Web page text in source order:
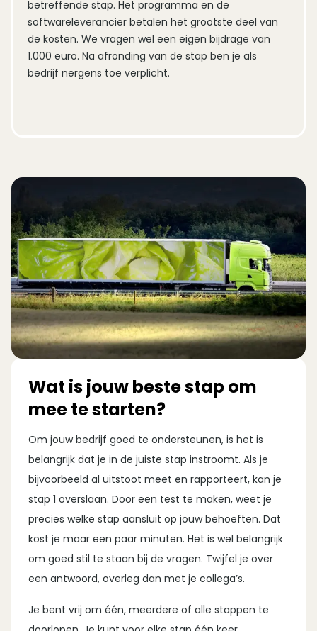
betreffende stap. Het programma en de
softwareleverancier betalen het grootste deel van
de kosten. We vragen wel een eigen bijdrage van
1.000 euro. Na afronding van de stap ben je als
bedrijf nergens toe verplicht.
Wat is jouw beste stap om
mee te starten?
Om jouw bedrijf goed te ondersteunen, is het is
belangrijk dat je in de juiste stap instroomt. Als je
bijvoorbeeld al uitstoot meet en rapporteert, kan je
stap 1 overslaan. Door een test te maken, weet je
precies welke stap aansluit op jouw behoeften. Dat
kost je maar een paar minuten. Het is wel belangrijk
om goed stil te staan bij de vragen. Twijfel je over
een antwoord, overleg dan met je collega’s.
Je bent vrij om één, meerdere of alle stappen te